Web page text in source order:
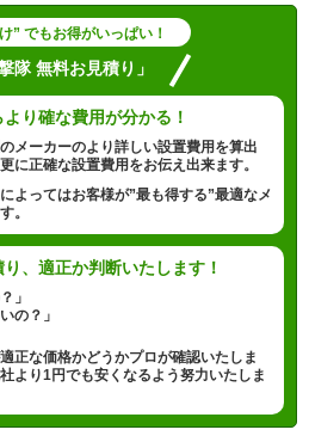
” でもお得がいっぱい！
隊 無料お見積り」
より確な費用が分かる！
メーカーのより詳しい設置費用を算出
に正確な設置費用をお伝え出来ます。
よってはお客様が”最も得する”最適なメ
。
、 適正か判断いたします！
」
の？」
正な価格かどうかプロが確認いたしま
より1円でも安くなるよう努力いたしま